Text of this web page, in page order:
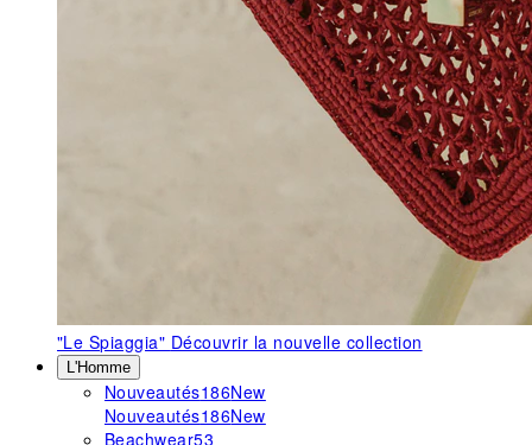
"Le Spiaggia" Découvrir la nouvelle collection
L'Homme
Nouveautés186New
Nouveautés186New
Beachwear53